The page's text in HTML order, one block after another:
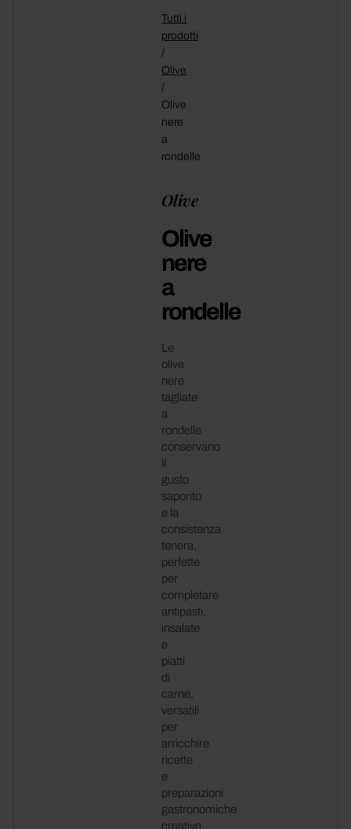
Tutti i
prodotti
/
Olive
/
Olive
nere
a
rondelle
Olive
Olive
nere
a
rondelle
Le
olive
nere
tagliate
a
rondelle
conservano
il
gusto
saporito
e la
consistenza
tenera,
perfette
per
completare
antipasti,
insalate
e
piatti
di
carne,
versatili
per
arricchire
ricette
e
preparazioni
gastronomiche
creative.